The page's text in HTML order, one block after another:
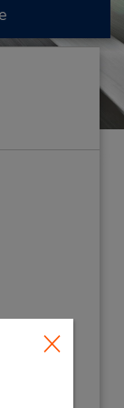
AM -